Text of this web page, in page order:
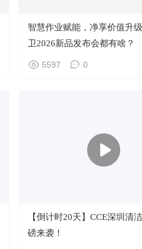
智慧作业赋能，净享价值升
卫2026新品发布会都有啥？
5597 0
【倒计时20天】CCE深圳清
磅来袭！